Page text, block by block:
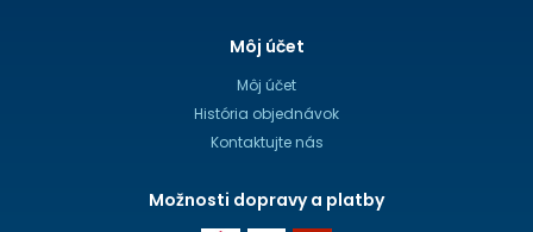
Môj účet
Môj účet
História objednávok
Kontaktujte nás
Možnosti dopravy a platby